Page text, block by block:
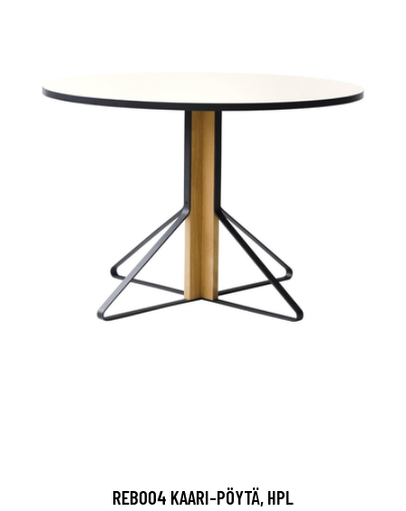
REB004 KAARI-PÖYTÄ, HPL